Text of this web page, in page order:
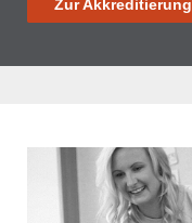
Zur Akkreditierung